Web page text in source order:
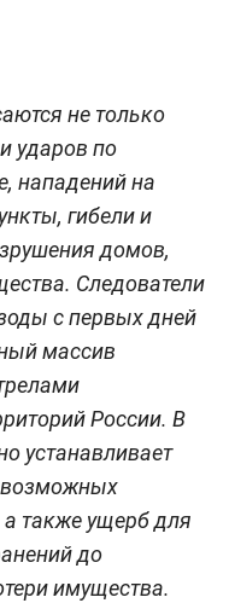
не только
ударов по
нападений на
гибели и
домов,
Следователи
с первых дней
массив
России. В
устанавливает
возможных
также ущерб для
до
имущества.